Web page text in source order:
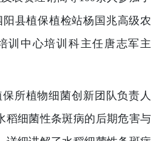
县植保植检站杨国兆高级农
训中心培训科主任唐志军主
保所植物细菌创新团队负责人
稻细菌性条斑病的后期危害与